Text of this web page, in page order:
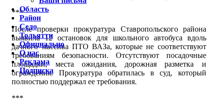
***
После проверки прокуратура Ставропольского района
выявила 12 остановок для школьного автобуса вдоль
дачного массива ПТО ВАЗа, которые не соответствуют
требованиям безопасности. Отсутствуют посадочные
площадки, места ожидания, дорожная разметка и
ограждения. Прокуратура обратилась в суд, который
полностью поддержал ее требования.
***
Область
Район
Село
Тольятти
Официально
О нас
Реклама
Подписка